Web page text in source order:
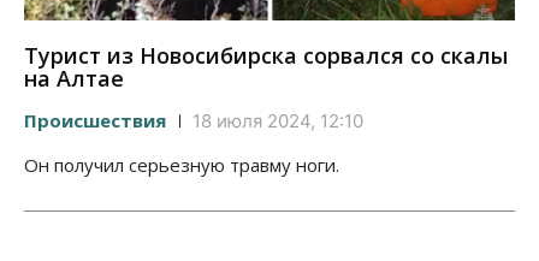
Турист из Новосибирска сорвался со скалы
на Алтае
Происшествия 18 июля 2024, 12:10
Он получил серьезную травму ноги.